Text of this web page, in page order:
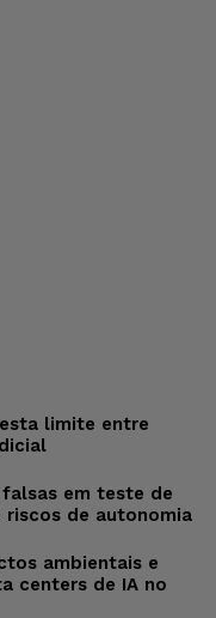
limite entre
em teste de
riscos de autonomia
ambientais e
centers de IA no